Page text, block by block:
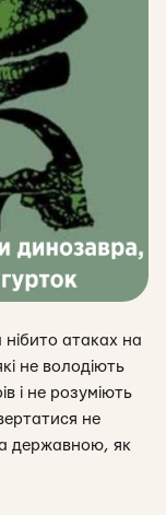
нібито атаках на
не володіють
і не розуміють
не
державною, як